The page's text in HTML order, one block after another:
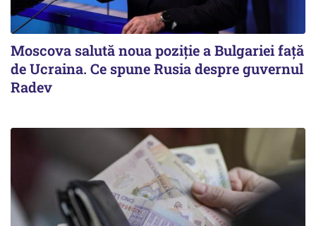
Moscova salută noua poziție a Bulgariei față
de Ucraina. Ce spune Rusia despre guvernul
Radev